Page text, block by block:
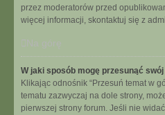
przez moderatorów przed
więcej informacji, skontaktuj się z
Na górę
W jaki sposób mogę przesunąć
Klikając odnośnik “Przesuń temat w
tematu zazwyczaj na dole strony,
pierwszej strony forum. Jeśli nie